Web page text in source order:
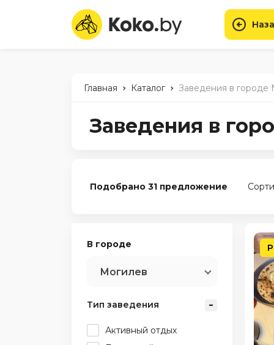
Главная - Каталог - Заведения в городе
Заведения в
Подобрано 31 предложение
В городе
Могилев
Тип заведения
Активный отдых